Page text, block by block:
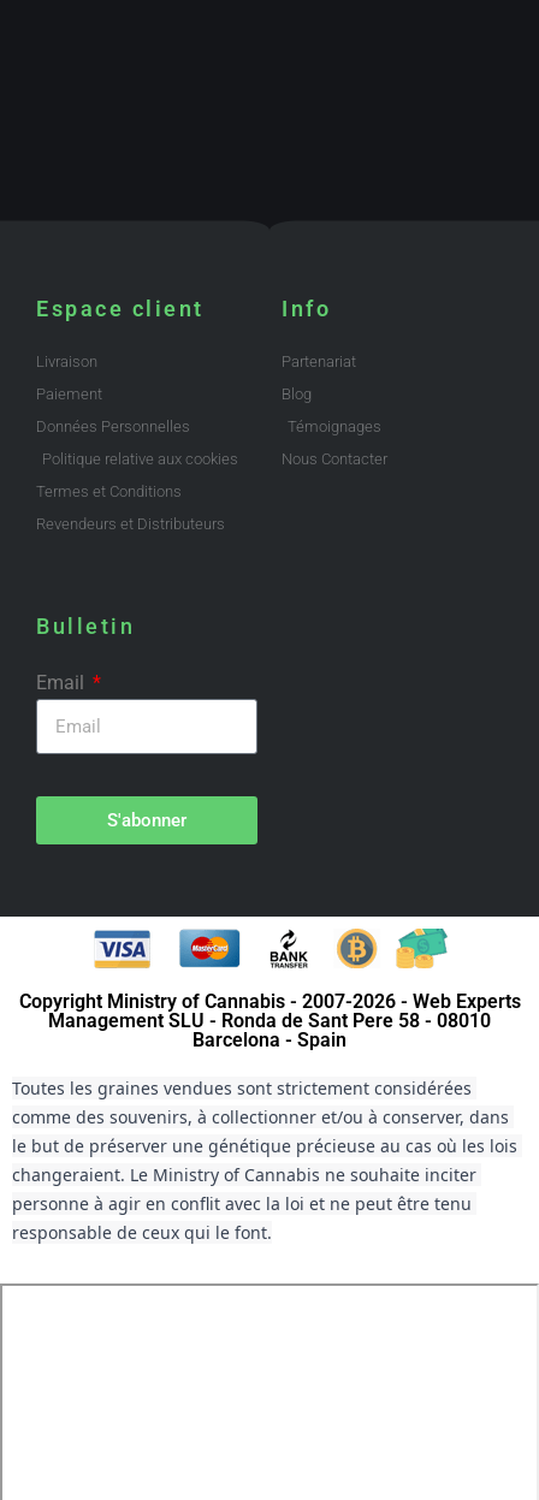
Espace client
Livraison
Paiement
Données Personnelles
Politique relative aux cookies
Termes et Conditions
Revendeurs et Distributeurs
Info
Partenariat
Blog
Témoignages
Nous Contacter
Bulletin
Email
S'abonner
Copyright Ministry of Cannabis - 2007-2026 - Web Experts
Management SLU - Ronda de Sant Pere 58 - 08010
Barcelona - Spain
Toutes les graines vendues sont strictement considérées
comme des souvenirs, à collectionner et/ou à conserver, dans
le but de préserver une génétique précieuse au cas où les lois
changeraient. Le Ministry of Cannabis ne souhaite inciter
personne à agir en conflit avec la loi et ne peut être tenu
responsable de ceux qui le font.